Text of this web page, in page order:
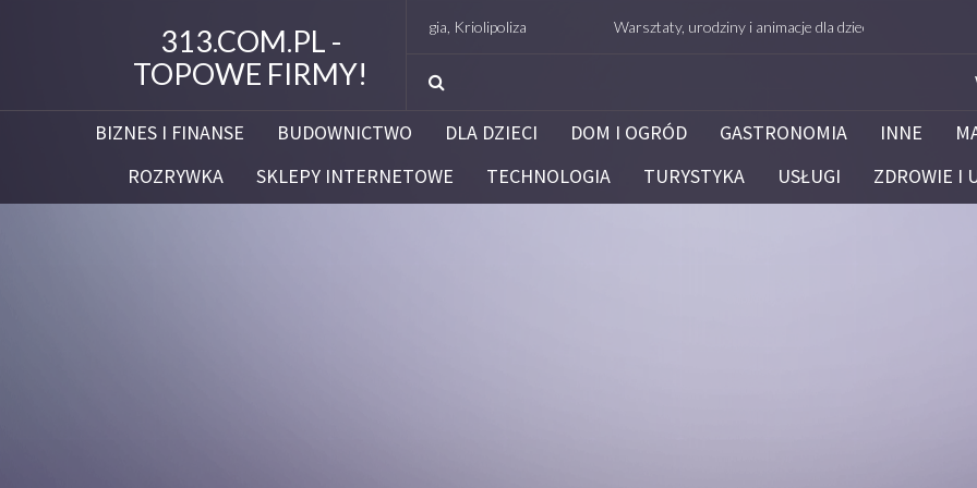
313.COM.PL -
TOPOWE FIRMY!
Studio Figura Białystok – Endermologia, Kriolipoliza Warsztaty, urodziny i animacje dla dzieci – Białystok –
BIZNES I FINANSE BUDOWNICTWO DLA DZIECI DOM I OGRÓD GASTRONOMIA INNE
ROZRYWKA
SKLEPY INTERNETOWE TECHNOLOGIA TURYSTYKA USŁUGI ZDROWIE I